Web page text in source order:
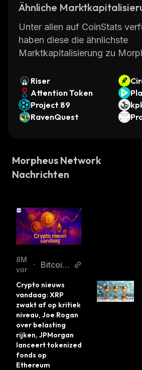
Ähnliche
Unter allen auf CoinStats
haben diese die ähnlichste
Marktkapitalisierung zu
Riser
up
en
Attention Token
Project 89
RavenQuest
Morpheus Network
Nachrichten
8M
vor
•
Bitcoin
ne.nl
Crypto nieuws
vandaag: XRP
zwakt af op kritiek
niveau, Joe Rogan
over belasting
rijken, JPMorgan
lanceert tokenized
fonds op
Ethereum